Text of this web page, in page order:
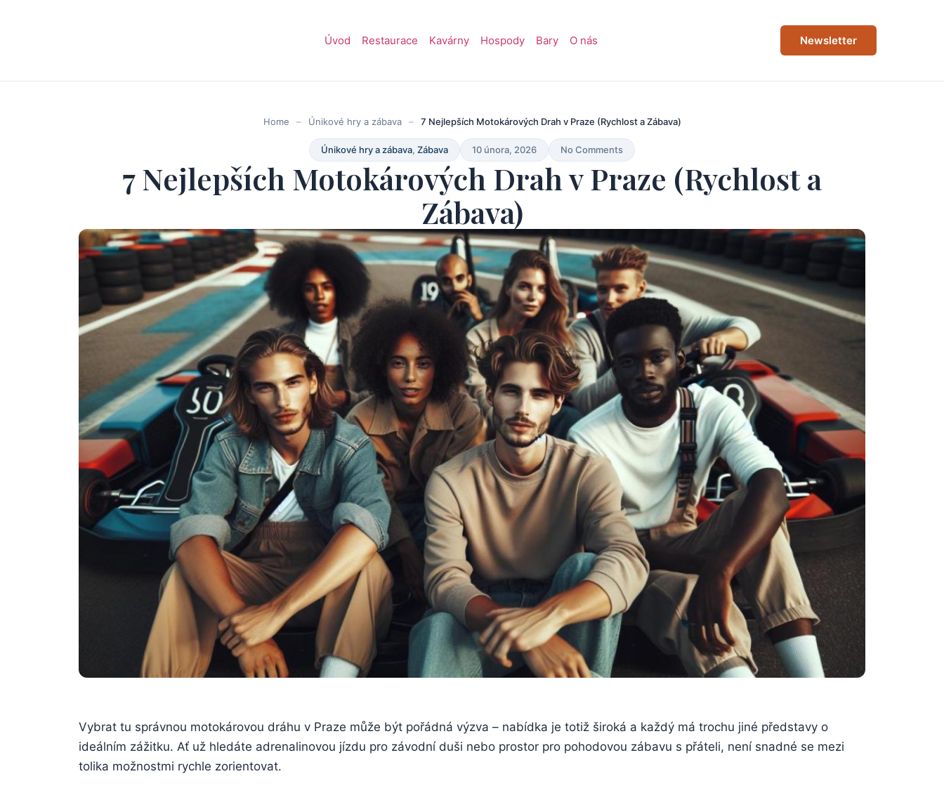
Úvod Restaurace Kavárny Hospody Bary O nás Newsletter
Home – Únikové hry a zábava – 7 Nejlepších Motokárových Drah v Praze (Rychlost a Zábava)
Únikové hry a zábava, Zábava 10 února, 2026 No Comments
7 Nejlepších Motokárových Drah v Praze (Rychlost a
Zábava)
Vybrat tu správnou motokárovou dráhu v Praze může být pořádná výzva – nabídka je totiž široká a každý má trochu jiné představy o
ideálním zážitku. Ať už hledáte adrenalinovou jízdu pro závodní duši nebo prostor pro pohodovou zábavu s přáteli, není snadné se mezi
tolika možnostmi rychle zorientovat.